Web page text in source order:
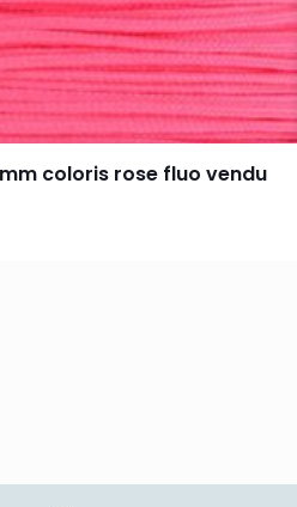
coloris rose fluo vendu